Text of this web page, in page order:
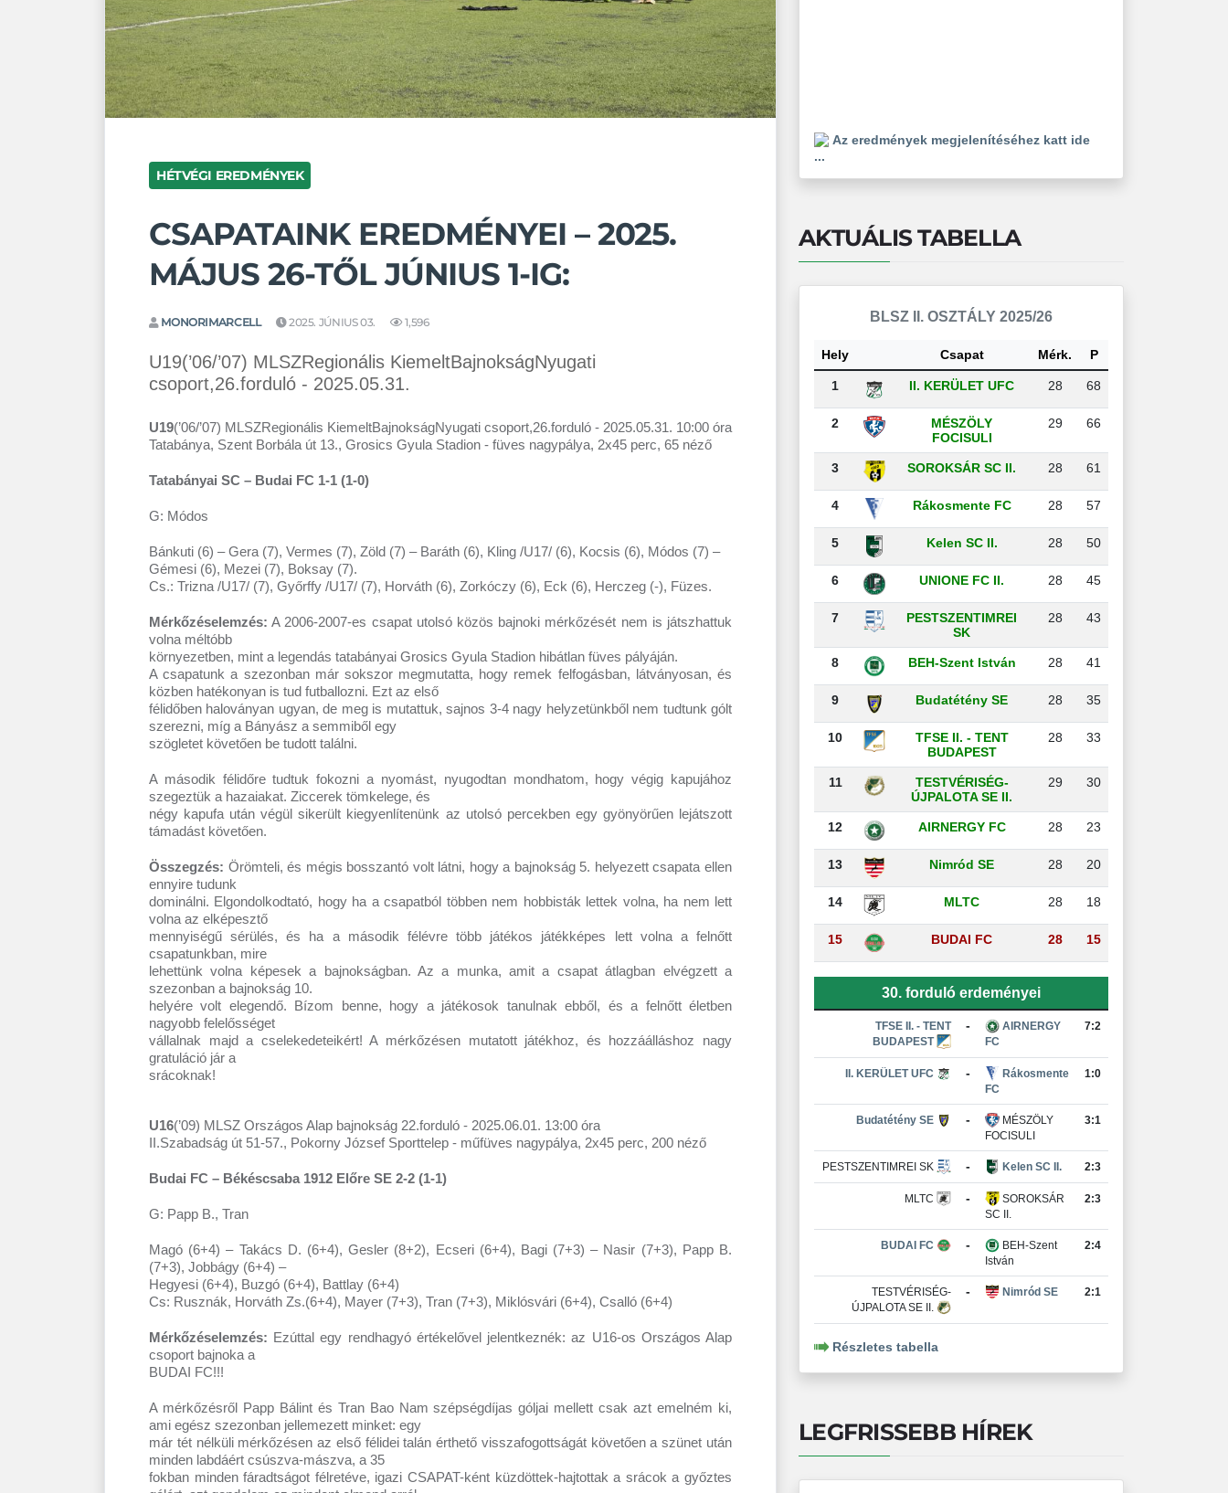
HÉTVÉGI EREDMÉNYEK
CSAPATAINK EREDMÉNYEI – 2025.
MÁJUS 26-TŐL JÚNIUS 1-IG:
MONORIMARCELL 2025. JÚNIUS 03. 1,596
U19(’06/’07) MLSZRegionális KiemeltBajnokságNyugati
csoport,26.forduló - 2025.05.31.
U19(’06/’07) MLSZRegionális KiemeltBajnokságNyugati csoport,26.forduló - 2025.05.31. 10:00 óra
Tatabánya, Szent Borbála út 13., Grosics Gyula Stadion - füves nagypálya, 2x45 perc, 65 néző
Tatabányai SC – Budai FC 1-1 (1-0)
G: Módos
Bánkuti (6) – Gera (7), Vermes (7), Zöld (7) – Baráth (6), Kling /U17/ (6), Kocsis (6), Módos (7) –
Gémesi (6), Mezei (7), Boksay (7).
Cs.: Trizna /U17/ (7), Győrffy /U17/ (7), Horváth (6), Zorkóczy (6), Eck (6), Herczeg (-), Füzes.
Mérkőzéselemzés: A 2006-2007-es csapat utolsó közös bajnoki mérkőzését nem is játszhattuk
volna méltóbb
környezetben, mint a legendás tatabányai Grosics Gyula Stadion hibátlan füves pályáján.
A csapatunk a szezonban már sokszor megmutatta, hogy remek felfogásban, látványosan, és
közben hatékonyan is tud futballozni. Ezt az első
félidőben haloványan ugyan, de meg is mutattuk, sajnos 3-4 nagy helyzetünkből nem tudtunk gólt
szerezni, míg a Bányász a semmiből egy
szögletet követően be tudott találni.
A második félidőre tudtuk fokozni a nyomást, nyugodtan mondhatom, hogy végig kapujához
szegeztük a hazaiakat. Ziccerek tömkelege, és
négy kapufa után végül sikerült kiegyenlítenünk az utolsó percekben egy gyönyörűen lejátszott
támadást követően.
Összegzés: Örömteli, és mégis bosszantó volt látni, hogy a bajnokság 5. helyezett csapata ellen
ennyire tudunk
dominálni. Elgondolkodtató, hogy ha a csapatból többen nem hobbisták lettek volna, ha nem lett
volna az elképesztő
mennyiségű sérülés, és ha a második félévre több játékos játékképes lett volna a felnőtt
csapatunkban, mire
lehettünk volna képesek a bajnokságban. Az a munka, amit a csapat átlagban elvégzett a
szezonban a bajnokság 10.
helyére volt elegendő. Bízom benne, hogy a játékosok tanulnak ebből, és a felnőtt életben
nagyobb felelősséget
vállalnak majd a cselekedeteikért! A mérkőzésen mutatott játékhoz, és hozzáálláshoz nagy
gratuláció jár a
srácoknak!
U16(’09) MLSZ Országos Alap bajnokság 22.forduló - 2025.06.01. 13:00 óra
II.Szabadság út 51-57., Pokorny József Sporttelep - műfüves nagypálya, 2x45 perc, 200 néző
Budai FC – Békéscsaba 1912 Előre SE 2-2 (1-1)
G: Papp B., Tran
Magó (6+4) – Takács D. (6+4), Gesler (8+2), Ecseri (6+4), Bagi (7+3) – Nasir (7+3), Papp B.
(7+3), Jobbágy (6+4) –
Hegyesi (6+4), Buzgó (6+4), Battlay (6+4)
Cs: Rusznák, Horváth Zs.(6+4), Mayer (7+3), Tran (7+3), Miklósvári (6+4), Csalló (6+4)
Mérkőzéselemzés: Ezúttal egy rendhagyó értékelővel jelentkeznék: az U16-os Országos Alap
csoport bajnoka a
BUDAI FC!!!
A mérkőzésről Papp Bálint és Tran Bao Nam szépségdíjas góljai mellett csak azt emelném ki,
ami egész szezonban jellemezett minket: egy
már tét nélküli mérkőzésen az első félidei talán érthető visszafogottságát követően a szünet után
minden labdáért csúszva-mászva, a 35
fokban minden fáradtságot félretéve, igazi CSAPAT-ként küzdöttek-hajtottak a srácok a győztes
Az eredmények megjelenítéséhez katt ide
...
AKTUÁLIS TABELLA
BLSZ II. OSZTÁLY 2025/26
Hely Csapat Mérk. P
1 II. KERÜLET UFC 28 68
2
MÉSZÖLY
FOCISULI
29 66
3 SOROKSÁR SC II. 28 61
4 Rákosmente FC 28 57
5 Kelen SC II. 28 50
6 UNIONE FC II. 28 45
7
PESTSZENTIMREI
SK
28 43
8 BEH-Szent István 28 41
9 Budatétény SE 28 35
10
TFSE II. - TENT
BUDAPEST
28 33
11
TESTVÉRISÉG-
ÚJPALOTA SE II.
29 30
12 AIRNERGY FC 28 23
13 Nimród SE 28 20
14 MLTC 28 18
15 BUDAI FC 28 15
30. forduló erdeményei
TFSE II. - TENT
BUDAPEST
-
AIRNERGY
FC
7:2
II. KERÜLET UFC -
Rákosmente
FC
1:0
Budatétény SE -
MÉSZÖLY
FOCISULI
3:1
PESTSZENTIMREI SK - Kelen SC II. 2:3
MLTC -
SOROKSÁR
SC II.
2:3
BUDAI FC -
BEH-Szent
István
2:4
TESTVÉRISÉG-
ÚJPALOTA SE II.
- Nimród SE 2:1
Részletes tabella
LEGFRISSEBB HÍREK